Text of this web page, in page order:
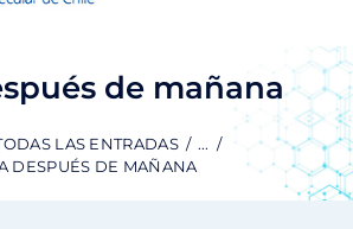
de mañana
LAS ENTRADAS
...
DESPUÉS DE MAÑANA